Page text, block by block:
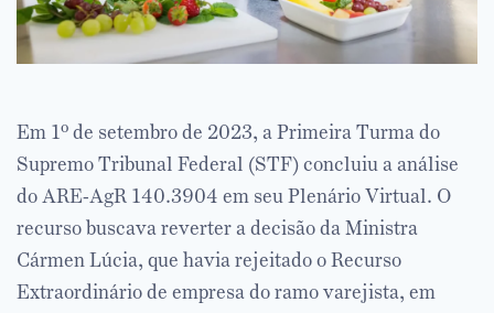
Em 1º de setembro de 2023, a Primeira Turma do
Supremo Tribunal Federal (STF) concluiu a análise
do ARE-AgR 140.3904 em seu Plenário Virtual. O
recurso buscava reverter a decisão da Ministra
Cármen Lúcia, que havia rejeitado o Recurso
Extraordinário de empresa do ramo varejista, em